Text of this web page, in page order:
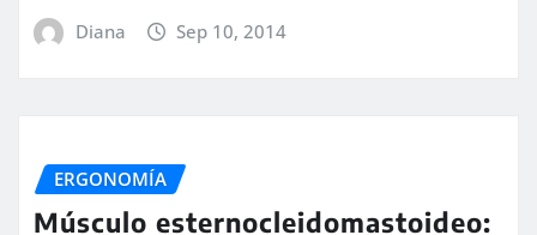
Diana Sep 10, 2014
ERGONOMÍA
Músculo esternocleidomastoideo: